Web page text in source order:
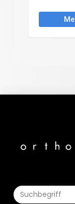
Search